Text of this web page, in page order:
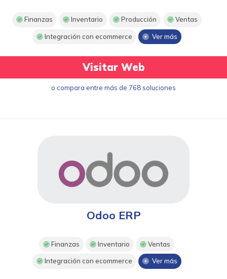
Finanzas Inventario Producción Ventas
Integración con ecommerce Ver más
Visitar Web
o compara entre más de 768 soluciones
Odoo ERP
Finanzas Inventario Ventas
Integración con ecommerce Ver más